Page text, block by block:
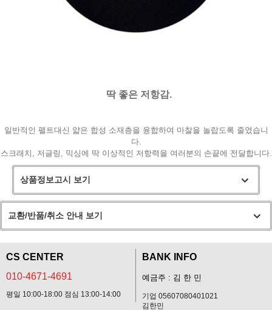
딱 좋은 저항감.
일반적인 펠트대신 얇은 합성 소재층을 융합하여 마찰을 놀랍도록 줄였습니
다.
스크래치, 저글링, 믹싱에 딱 이상적인 저항력을 여러분의 손끝에 전달합니다.
상품정보고시 보기
교환/반품/취소 안내 보기
CS CENTER
010-4671-4691
평일 10:00-18:00 점심 13:00-14:00
BANK INFO
예금주 : 김 한 민
기업 05607080401021
김한민